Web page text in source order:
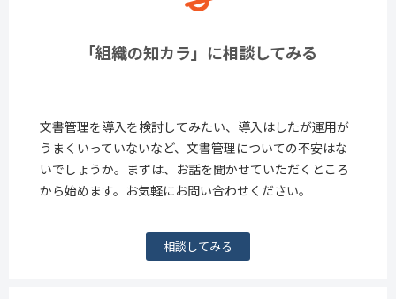
「組織の知カラ」に相談してみる
文書管理を導入を検討してみたい、導入はしたが運用が
うまくいっていないなど、文書管理についての不安はな
いでしょうか。まずは、お話を聞かせていただくところ
から始めます。お気軽にお問い合わせください。
相談してみる